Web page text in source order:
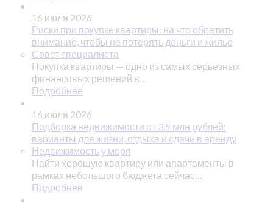
16 июля 2026
Риски при покупке квартиры: на что обратить
внимание, чтобы не потерять деньги и жилье
Совет специалиста
Покупка квартиры — одно из самых серьезных
финансовых решений в…
Подробнее
16 июля 2026
Подборка недвижимости от 3.5 млн рублей:
варианты для жизни, отдыха и сдачи в аренду
Недвижимость у моря
Найти хорошую квартиру или апартаменты в
рамках небольшого бюджета сейчас…
Подробнее